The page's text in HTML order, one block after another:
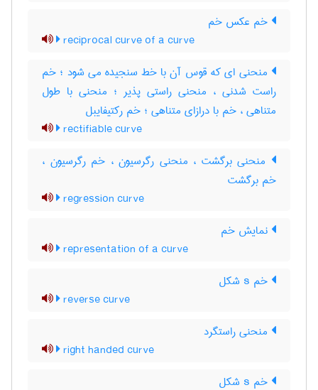
خم عکس خم
reciprocal curve of a curve
منحنی ای که قوس آن با خط سنجیده می شود ؛ خم
راست شدنی ، منحنی راستی پذیر ؛ منحنی با طول
متناهی ، خم با درازای متناهی ؛ خم رکتیفایبل
rectifiable curve
منحنی برگشت ، منحنی رگرسیون ، خم رگرسیون ،
خم برگشت
regression curve
نمایش خم
representation of a curve
خم s شکل
reverse curve
منحنی راستگرد
right handed curve
خم s‌ شکل